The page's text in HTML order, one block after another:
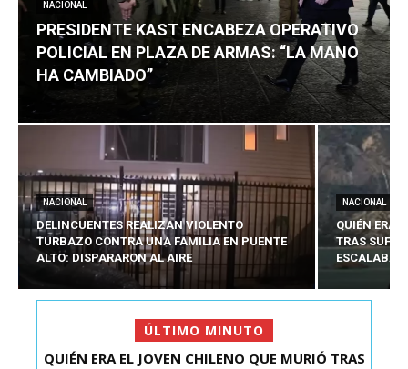
NACIONAL
PRESIDENTE KAST ENCABEZA OPERATIVO
POLICIAL EN PLAZA DE ARMAS: “LA MANO
HA CAMBIADO”
NACIONAL
DELINCUENTES REALIZAN VIOLENTO
TURBAZO CONTRA UNA FAMILIA EN PUENTE
ALTO: DISPARARON AL AIRE
NACIONAL
QUIÉN ERA
TRAS
ESCALABA
ÚLTIMO MINUTO
PRESIDENTE KAST ENCABEZA OPERATIVO